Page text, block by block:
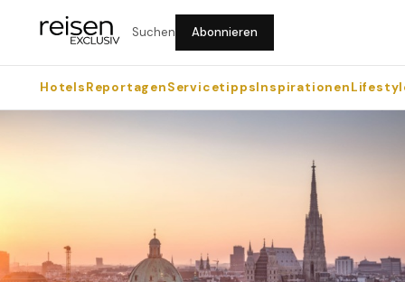
Suchen Abonnieren
HotelsReportagenServicetippsInspirationen